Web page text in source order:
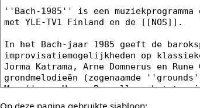
Op deze pagina gebruikte sjabloon: